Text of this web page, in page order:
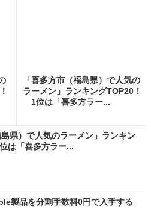
「喜多方市（福島県）で人気の
ラーメン」ランキングTOP20！
1位は「喜多方ラー...
島県）で人気のラーメン」ランキン
は「喜多方ラー...
製品を分割手数料0円で入手する